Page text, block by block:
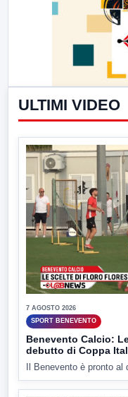
ULTIMI VIDEO
7 AGOSTO 2026
SPORT BENEVENTO
Benevento Calcio:
debutto di Coppa
Il Benevento è pronto